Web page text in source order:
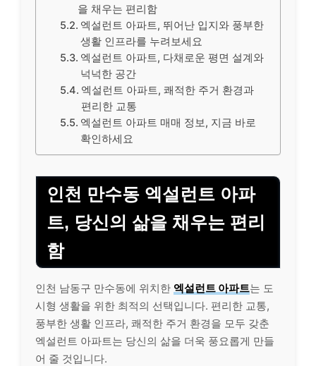
을 채우는 편리함
엑설런트 아파트, 뛰어난 입지와 풍부한
생활 인프라를 누려보세요
엑설런트 아파트, 다채로운 평면 설계와
넉넉한 공간
엑설런트 아파트, 쾌적한 주거 환경과
편리한 교통
엑설런트 아파트 매매 정보, 지금 바로
확인하세요
인천 만수동 엑설런트 아파
트, 당신의 삶을 채우는 편리
함
인천 남동구 만수동에 위치한 엑설런트 아파트는 도
시형 생활을 위한 최적의 선택입니다. 편리한 교통,
풍부한 생활 인프라, 쾌적한 주거 환경을 모두 갖춘
엑설런트 아파트는 당신의 삶을 더욱 풍요롭게 만들
어 줄 것입니다.